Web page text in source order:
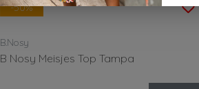
-50%
B.Nosy
B Nosy Meisjes Top Tampa